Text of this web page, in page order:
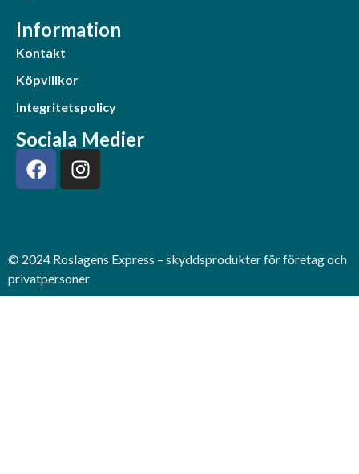
Information
Kontakt
Köpvillkor
Integritetspolicy
Sociala Medier
© 2024 Roslagens Express – skyddsprodukter för företag och
privatpersoner